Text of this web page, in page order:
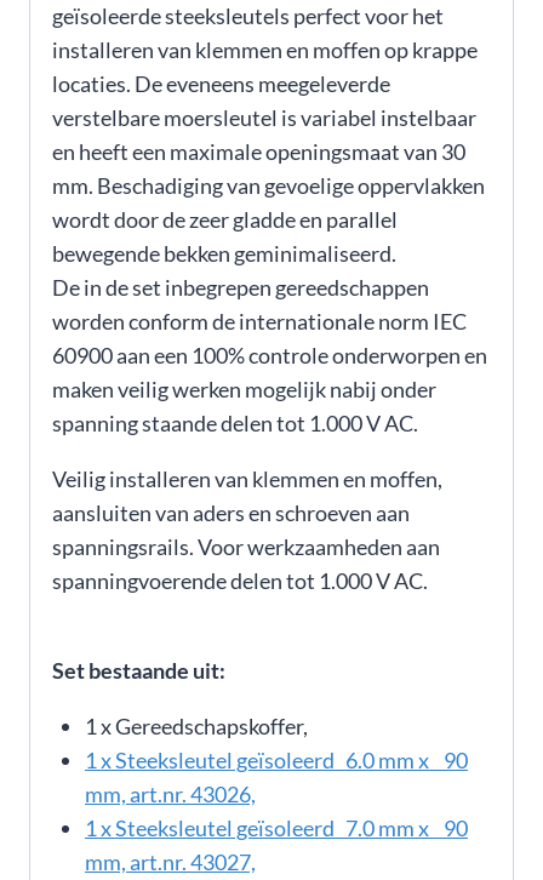
geïsoleerde steeksleutels perfect voor het
installeren van klemmen en moffen op krappe
locaties. De eveneens meegeleverde
verstelbare moersleutel is variabel instelbaar
en heeft een maximale openingsmaat van 30
mm. Beschadiging van gevoelige oppervlakken
wordt door de zeer gladde en parallel
bewegende bekken geminimaliseerd.
De in de set inbegrepen gereedschappen
worden conform de internationale norm IEC
60900 aan een 100% controle onderworpen en
maken veilig werken mogelijk nabij onder
spanning staande delen tot 1.000 V AC.
Veilig installeren van klemmen en moffen,
aansluiten van aders en schroeven aan
spanningsrails. Voor werkzaamheden aan
spanningvoerende delen tot 1.000 V AC.
Set bestaande uit:
1 x Gereedschapskoffer,
1 x Steeksleutel geïsoleerd 6.0 mm x 90
mm, art.nr. 43026,
1 x Steeksleutel geïsoleerd 7.0 mm x 90
mm, art.nr. 43027,